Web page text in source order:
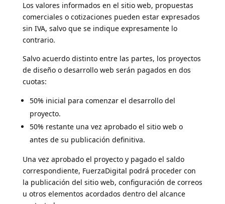
Los valores informados en el sitio web, propuestas
comerciales o cotizaciones pueden estar expresados
sin IVA, salvo que se indique expresamente lo
contrario.
Salvo acuerdo distinto entre las partes, los proyectos
de diseño o desarrollo web serán pagados en dos
cuotas:
50% inicial para comenzar el desarrollo del
proyecto.
50% restante una vez aprobado el sitio web o
antes de su publicación definitiva.
Una vez aprobado el proyecto y pagado el saldo
correspondiente, FuerzaDigital podrá proceder con
la publicación del sitio web, configuración de correos
u otros elementos acordados dentro del alcance